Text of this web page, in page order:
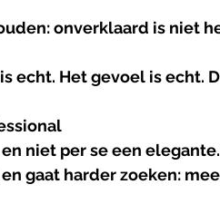
onverklaard is niet
echt. Het gevoel is echt.
niet per se een elegante.
gaat harder zoeken: